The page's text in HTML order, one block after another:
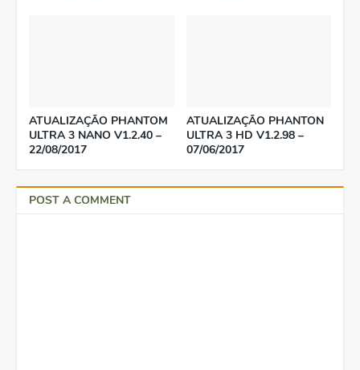
ATUALIZAÇÃO PHANTOM
ULTRA 3 NANO V1.2.40 –
22/08/2017
ATUALIZAÇÃO PHANTON
ULTRA 3 HD V1.2.98 –
07/06/2017
POST A COMMENT